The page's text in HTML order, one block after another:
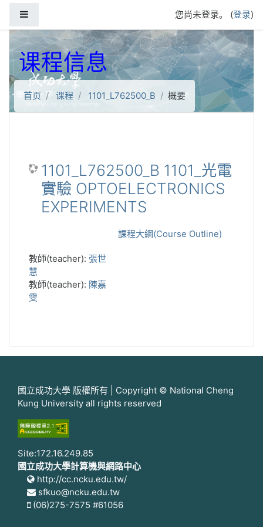
您尚未登录。 (登录)
课程信息
首页 课程 1101_L762500_B 概要
1101_L762500_B 1101_光電
實驗 OPTOELECTRONICS
EXPERIMENTS
課程大綱(Course Outline)
教師(teacher): 張世
慧
教師(teacher): 陳嘉
雯
國立成功大學 版權所有 | Copyright © National Cheng
Kung University all rights reserved
Site:172.16.249.85
國立成功大學計算機與網路中心
http://cc.ncku.edu.tw/
sfkuo@ncku.edu.tw
(06)275-7575 #61056